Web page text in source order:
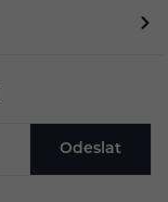
Odeslat